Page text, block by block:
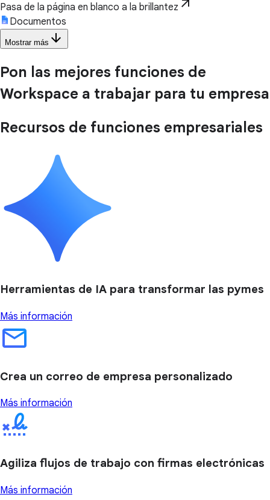
Pasa de la página en blanco a la brillantez
Documentos
Mostrar más arrow_downward
Pon las mejores funciones de
Workspace a trabajar para tu empresa
Recursos de funciones empresariales
Herramientas de IA para transformar las pymes
Más información
Crea un correo de empresa personalizado
Más información
Agiliza flujos de trabajo con firmas electrónicas
Más información